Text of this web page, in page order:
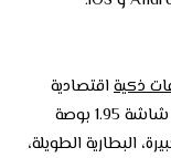
ذكية اقتصادية
بوصة
البطارية الطويلة،